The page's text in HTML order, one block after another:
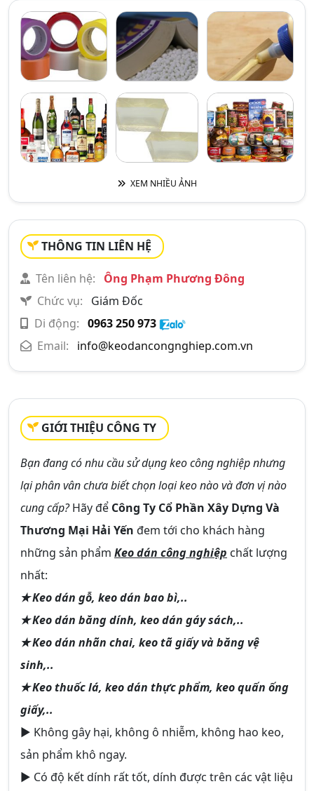
XEM NHIỀU ẢNH
THÔNG TIN LIÊN HỆ
Tên liên hệ:
Ông Phạm Phương Đông
Chức vụ:
Giám Đốc
Di động: 0963 250 973
Email:
info@keodancongnghiep.com.vn
GIỚI THIỆU CÔNG TY
Bạn đang có nhu cầu sử dụng keo công nghiệp nhưng
lại phân vân chưa biết chọn loại keo nào và đơn vị nào
cung cấp?Hãy để Công Ty Cổ Phần Xây Dựng Và
Thương Mại Hải Yến đem tới cho khách hàng
những sản phẩm Keo dán công nghiệp chất lượng
nhất:
✭ Keo dán gỗ, keo dán bao bì,..
✭ Keo dán băng dính, keo dán gáy sách,..
✭ Keo dán nhãn chai, keo tã giấy và băng vệ
sinh,..
✭ Keo thuốc lá, keo dán thực phẩm, keo quấn ống
giấy,..
► Không gây hại, không ô nhiễm, không hao keo,
sản phẩm khô ngay.
► Có độ kết dính rất tốt, dính được trên các vật liệu